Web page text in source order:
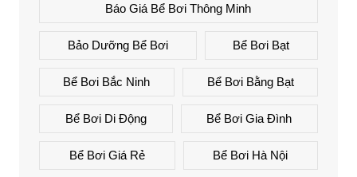
Báo Giá Bể Bơi Thông Minh
Bảo Dưỡng Bể Bơi Bể Bơi Bạt
Bể Bơi Bắc Ninh Bể Bơi Bằng Bạt
Bể Bơi Di Động Bể Bơi Gia Đình
Bể Bơi Giá Rẻ Bể Bơi Hà Nội